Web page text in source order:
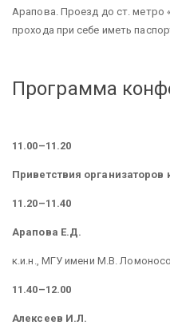
Арапова. Проезд до ст. метро
прохода при себе иметь
Программа
11.00–11.20
Приветствия организаторов
11.20–11.40
Арапова Е.Д.
к.и.н., МГУ имени М.В.
11.40–12.00
Алексеев И.Л.